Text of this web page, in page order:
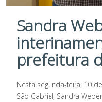
Sandra
prefeitura
Nesta segunda-feira, 10
São Gabriel, Sandra